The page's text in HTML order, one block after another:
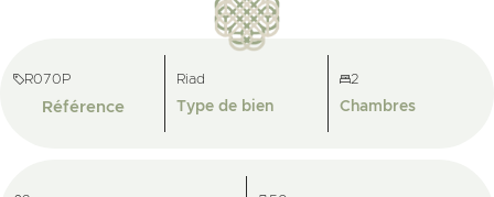
R070P
Référence
Riad
Type de bien
2
Chambres